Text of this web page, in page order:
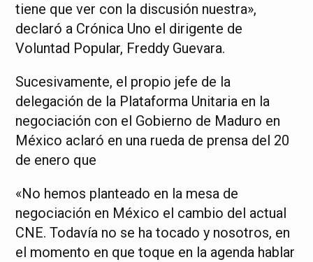
tiene que ver con la discusión nuestra»,
declaró a Crónica Uno el dirigente de
Voluntad Popular, Freddy Guevara.
Sucesivamente, el propio jefe de la
delegación de la Plataforma Unitaria en la
negociación con el Gobierno de Maduro en
México aclaró en una rueda de prensa del 20
de enero que
«No hemos planteado en la mesa de
negociación en México el cambio del actual
CNE. Todavía no se ha tocado y nosotros, en
el momento en que toque en la agenda hablar